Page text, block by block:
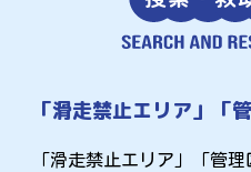
「滑走禁止エリア」「
「滑走禁止エリア」「管